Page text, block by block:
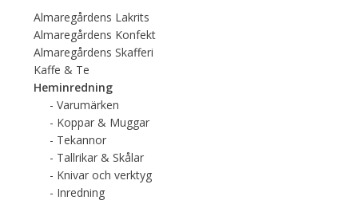
Almaregårdens Lakrits
Almaregårdens Konfekt
Almaregårdens Skafferi
Kaffe & Te
Heminredning
Varumärken
Koppar & Muggar
Tekannor
Tallrikar & Skålar
Knivar och verktyg
Inredning